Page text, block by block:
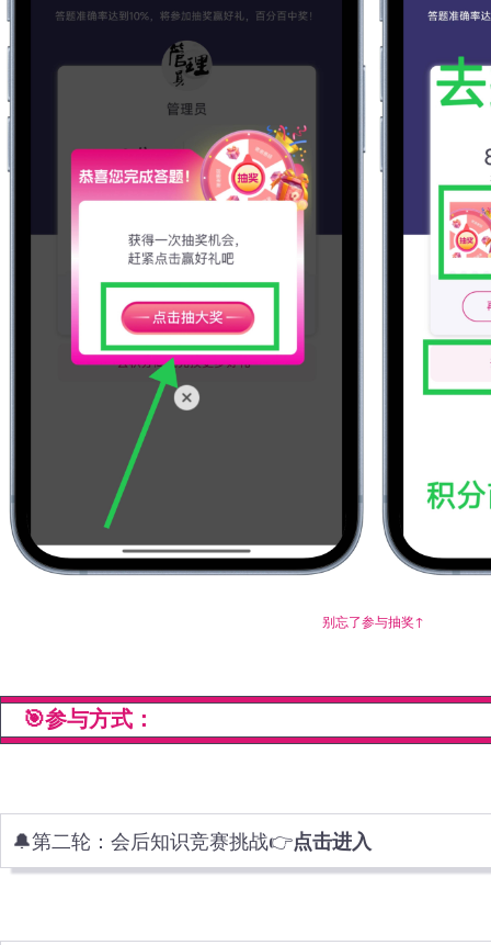
别忘了参与抽奖↑
🎯参与方式：
🔔第二轮：会后知识竞赛挑战👉点击进入